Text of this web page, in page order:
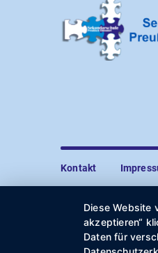
Kontakt
Diese Website
akzeptieren“
Daten für